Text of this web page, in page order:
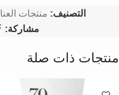
التصنيف: منتجات
مشاركة:
منتجات ذات صلة